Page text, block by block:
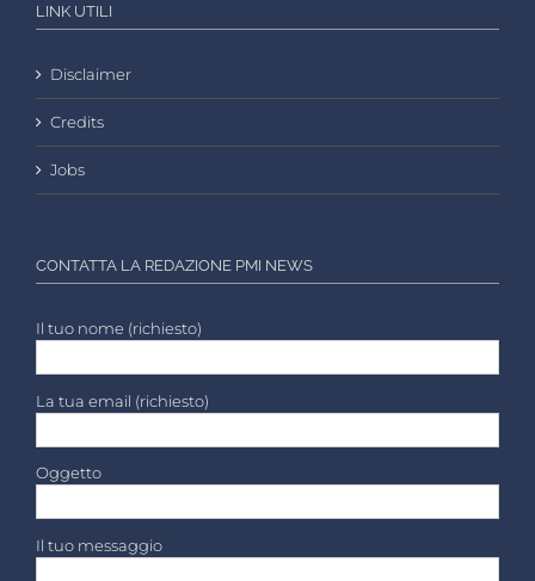
LINK UTILI
Disclaimer
Credits
Jobs
CONTATTA LA REDAZIONE PMI NEWS
Il tuo nome (richiesto)
La tua email (richiesto)
Oggetto
Il tuo messaggio